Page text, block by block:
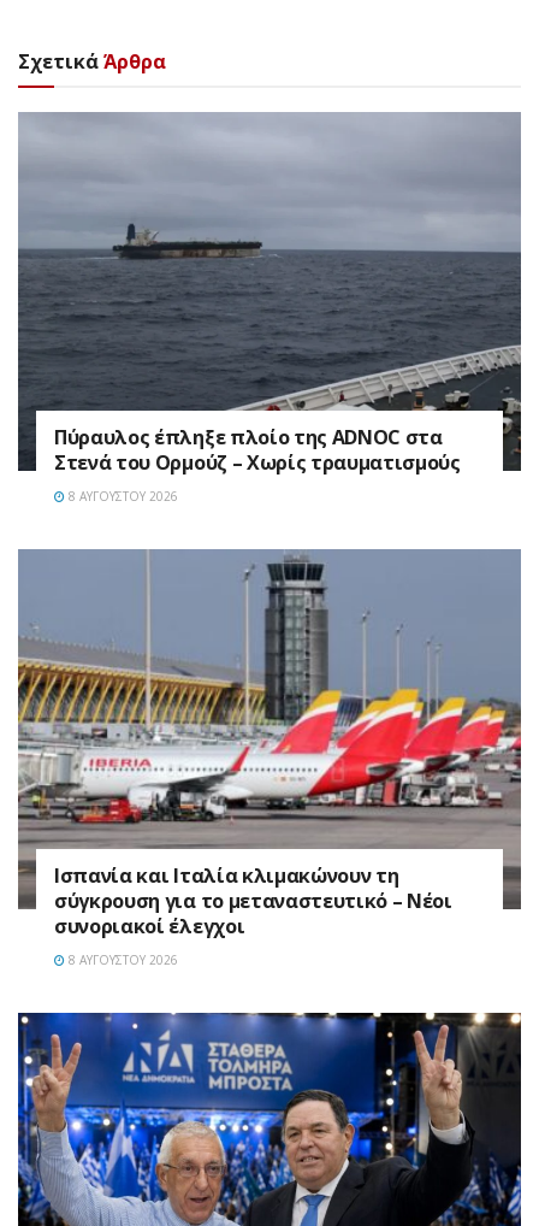
ΣχετικάΆρθρα
Πύραυλος έπληξε πλοίο της ADNOC στα
Στενά του Ορμούζ – Χωρίς τραυματισμούς
8 ΑΥΓΟΎΣΤΟΥ 2026
Ισπανία και Ιταλία κλιμακώνουν τη
σύγκρουση για το μεταναστευτικό – Νέοι
συνοριακοί έλεγχοι
8 ΑΥΓΟΎΣΤΟΥ 2026